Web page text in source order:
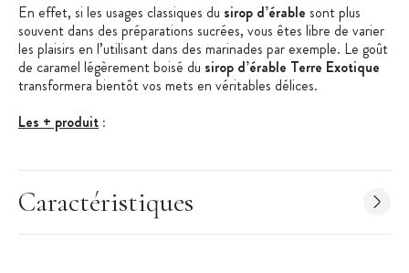
En effet, si les usages classiques du sirop d’érable sont plus
souvent dans des préparations sucrées, vous êtes libre de varier
les plaisirs en l’utilisant dans des marinades par exemple. Le goût
de caramel légèrement boisé du sirop d’érable Terre Exotique
transformera bientôt vos mets en véritables délices.
Les + produit :
Saveur gourmande
Caractéristiques